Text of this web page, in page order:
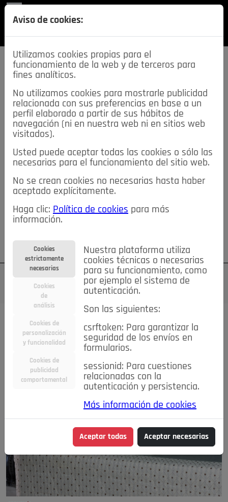
SECCIONES
descarga esta
REVISTA
≡NOTICIAS
NOTICIAS SERVICIOS DE INTERÉS
TABLÓN DE ANUNCIOS MIS ANUNCIOS CONTACTO
NOSOTROS
Su cuenta Regístrese ¿Olvidó su contraseña?
Aviso de cookies:
Utilizamos cookies propias para el
funcionamiento de la web y de terceros para
fines analíticos.
No utilizamos cookies para mostrarle publicidad
relacionada con sus preferencias en base a un
perfil elaborado a partir de sus hábitos de
navegación (ni en nuestra web ni en sitios web
visitados).
Usted puede aceptar todas las cookies o sólo las
necesarias para el funcionamiento del sitio web.
No se crean cookies no necesarias hasta haber
aceptado explícitamente.
Haga clic: Política de cookies para más
información.
Cookies
estrictamente
necesarias
Cookies
de
análisis
Cookies de
personalización
y funcionalidad
Cookies de
publicidad
comportamental
Nuestra plataforma utiliza
cookies técnicas o necesarias
para su funcionamiento, como
por ejemplo el sistema de
autenticación.
Son las siguientes:
csrftoken: Para garantizar la
seguridad de los envíos en
formularios.
sessionid: Para cuestiones
relacionadas con la
autenticación y persistencia.
Más información de cookies
Aceptar todas Aceptar necesarias